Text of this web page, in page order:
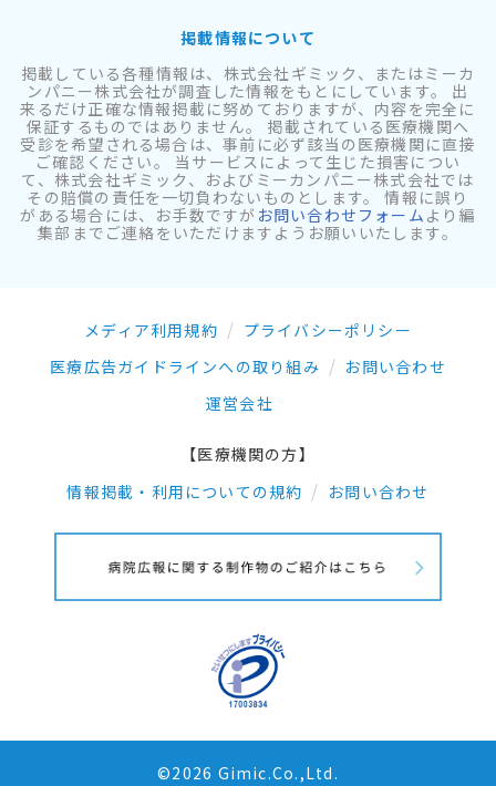
掲載情報について
掲載している各種情報は、株式会社ギミック、またはミーカ
ンパニー株式会社が調査した情報をもとにしています。 出
来るだけ正確な情報掲載に努めておりますが、内容を完全に
保証するものではありません。 掲載されている医療機関へ
受診を希望される場合は、事前に必ず該当の医療機関に直接
ご確認ください。 当サービスによって生じた損害につい
て、株式会社ギミック、およびミーカンパニー株式会社では
その賠償の責任を一切負わないものとします。 情報に誤り
がある場合には、お手数ですが お問い合わせフォーム より編
集部までご連絡をいただけますようお願いいたします。
メディア利用規約
プライバシーポリシー
医療広告ガイドラインへの取り組み
お問い合わせ
運営会社
【医療機関の方】
情報掲載・利用についての規約
お問い合わせ
©2026 Gimic.Co.,Ltd.